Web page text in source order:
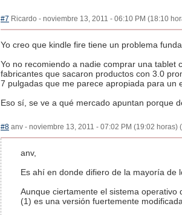
#7 Ricardo - noviembre 13, 2011 - 06:10 PM (18:10
Yo creo que kindle fire tiene un problema
Yo no recomiendo a nadie comprar una tablet
fabricantes que sacaron productos con 3.0
7 pulgadas que me parece apropiada para un
Eso sí, se ve a qué mercado apuntan porque
#8 anv - noviembre 13, 2011 - 07:02 PM (19:02 horas) (
anv,
Es ahí en donde difiero de la mayoría de
Aunque ciertamente el sistema
(1) es una versión fuertemente